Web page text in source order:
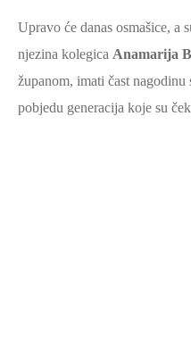
Upravo će danas osmašice, a
njezina kolegica Anamarija
županom, imati čast
pobjedu generacija koje su